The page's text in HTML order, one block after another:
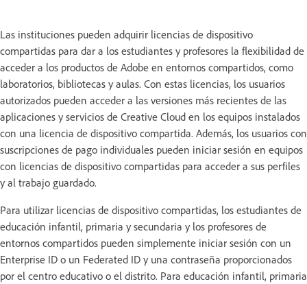
Las instituciones pueden adquirir licencias de dispositivo
compartidas para dar a los estudiantes y profesores la flexibilidad de
acceder a los productos de Adobe en entornos compartidos, como
laboratorios, bibliotecas y aulas. Con estas licencias, los usuarios
autorizados pueden acceder a las versiones más recientes de las
aplicaciones y servicios de Creative Cloud en los equipos instalados
con una licencia de dispositivo compartida. Además, los usuarios con
suscripciones de pago individuales pueden iniciar sesión en equipos
con licencias de dispositivo compartidas para acceder a sus perfiles
y al trabajo guardado.
Para utilizar licencias de dispositivo compartidas, los estudiantes de
educación infantil, primaria y secundaria y los profesores de
entornos compartidos pueden simplemente iniciar sesión con un
Enterprise ID o un Federated ID y una contraseña proporcionados
por el centro educativo o el distrito. Para educación infantil, primaria